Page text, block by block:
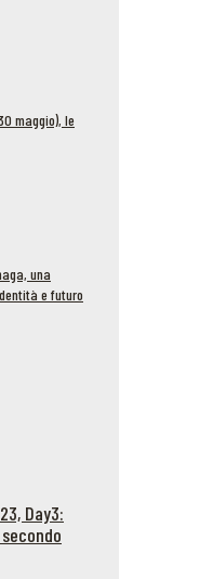
maggio), le
una
e futuro
Day3: